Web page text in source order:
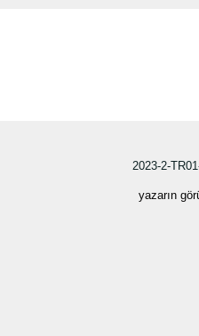
2023-2-
yazarın görüşlerini